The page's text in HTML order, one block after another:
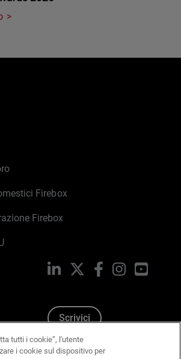
Firebox
Firebox
LinkedIn FacebookInstagram
Scrivici
tutti i cookie”, l'utente
i cookie sul dispositivo per